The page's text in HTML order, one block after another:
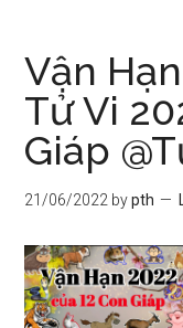
Vận
Tử Vi
Giáp
21/06/2022 bypth